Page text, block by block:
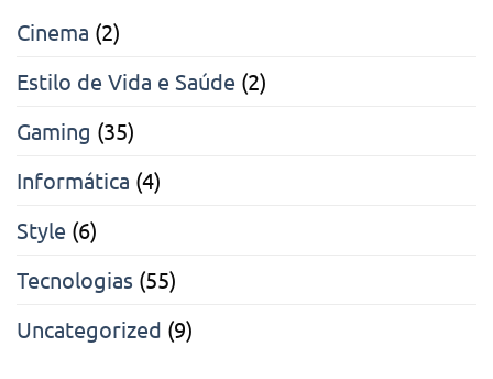
Cinema (2)
Estilo de Vida e Saúde (2)
Gaming (35)
Informática (4)
Style (6)
Tecnologias (55)
Uncategorized (9)